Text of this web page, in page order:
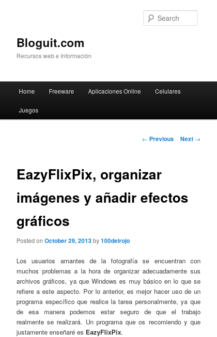
Bloguit.com
Recursos web e Información
Skip
to
Home Freeware Aplicaciones Online Celulares
Juegos
Post
← Previous Next →
EazyFlixPix, organizar
imágenes y añadir efectos
gráficos
Posted onOctober 29, 2013by100delrojo
Los usuarios amantes de la fotografía se encuentran con
muchos problemas a la hora de organizar adecuadamente sus
archivos gráficos, ya que Windows es muy básico en lo que se
refiere a este aspecto. Por lo anterior, es mejor hacer uso de un
programa específico que realice la tarea personalmente, ya que
de esa manera podemos estar seguro de que el trabajo
realmente se realizará. Un programa que os recomiendo y que
justamente enseñaré es EazyFlixPix.